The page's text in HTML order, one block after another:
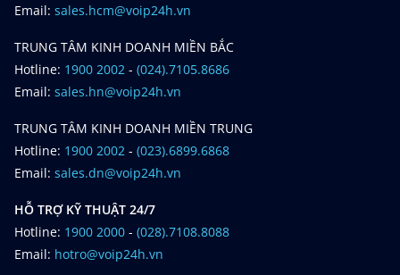
Email: sales.hcm@voip24h.vn
TRUNG TÂM KINH DOANH MIỀN BẮC
Hotline: 1900 2002 - (024).7105.8686
Email: sales.hn@voip24h.vn
TRUNG TÂM KINH DOANH MIỀN TRUNG
Hotline: 1900 2002 - (023).6899.6868
Email: sales.dn@voip24h.vn
HỖ TRỢ KỸ THUẬT 24/7
Hotline: 1900 2000 - (028).7108.8088
Email: hotro@voip24h.vn